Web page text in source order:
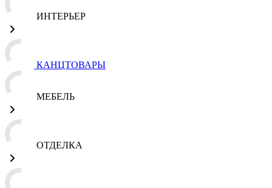
ИНТЕРЬЕР
КАНЦТОВАРЫ
МЕБЕЛЬ
ОТДЕЛКА